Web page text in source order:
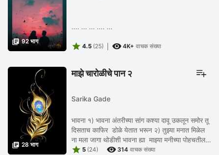
 92 भाग
.... ... ... .... ...
 4.5 (25)  4K+ वाचक संख्या
 28 भाग
माझे चारोळीचे पान २
Sarika Gade
भावना १) भावना अंतरीच्या सांग कश्या दावू उकलून समोर तू
दिसताच काफिर डोळे येतात भरून २) तुझ्या मनात मिळेल
ना मला जागा थोडीशी भावना ह्या माझ्या मनीच्या पोहचतील
ना रे तूझ्या हृदयाशी ३)वास्तवातील ...
 5 (24)  314 वाचक संख्या